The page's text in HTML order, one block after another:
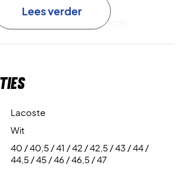
schokabsorberende schuim in de
in de hiel die torsiestabiliteit
biedt – ongeacht de ondergrond.
allcourt model, wat het ideaal maakt voor
Lees verder
Lacoste
Wit
40 / 40,5 / 41 / 42 / 42,5 / 43 / 44 /
44,5 / 45 / 46 / 46,5 / 47